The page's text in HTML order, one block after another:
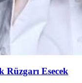
Rüzgarı Esecek